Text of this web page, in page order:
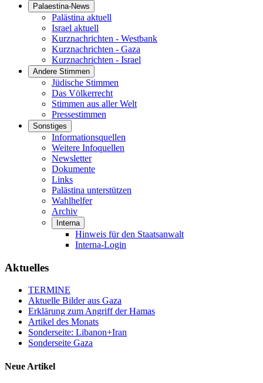
Palaestina-News
Palästina aktuell
Israel aktuell
Kurznachrichten - Westbank
Kurznachrichten - Gaza
Kurznachrichten - Israel
Andere Stimmen
Jüdische Stimmen
Das Völkerrecht
Stimmen aus aller Welt
Pressestimmen
Sonstiges
Informationsquellen
Weitere Infoquellen
Newsletter
Dokumente
Links
Palästina unterstützen
Wahlhelfer
Archiv
Interna
Hinweis für den Staatsanwalt
Interna-Login
Aktuelles
TERMINE
Aktuelle Bilder aus Gaza
Erklärung zum Angriff der Hamas
Artikel des Monats
Sonderseite: Libanon+Iran
Sonderseite Gaza
Neue Artikel